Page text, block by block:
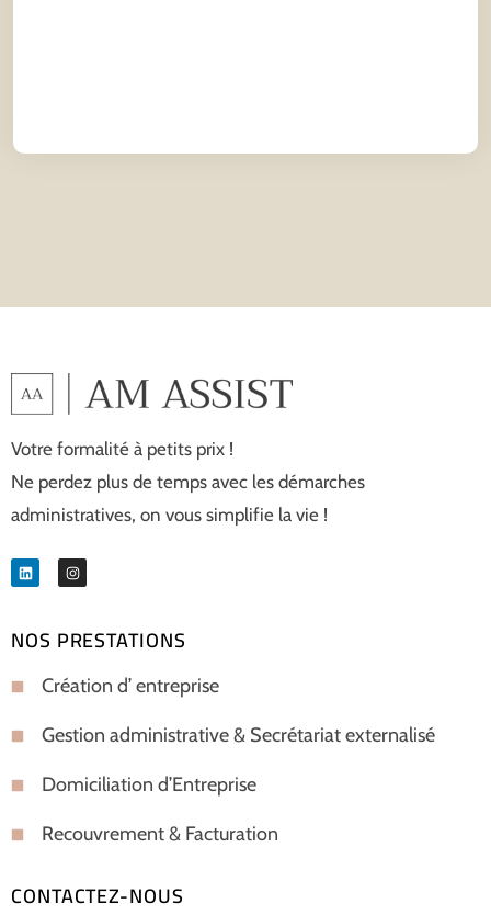
Votre formalité à petits prix !
Ne perdez plus de temps avec les démarches
administratives, on vous simplifie la vie !
NOS PRESTATIONS
Création d’ entreprise
Gestion administrative & Secrétariat externalisé
Domiciliation d’Entreprise
Recouvrement & Facturation
CONTACTEZ-NOUS